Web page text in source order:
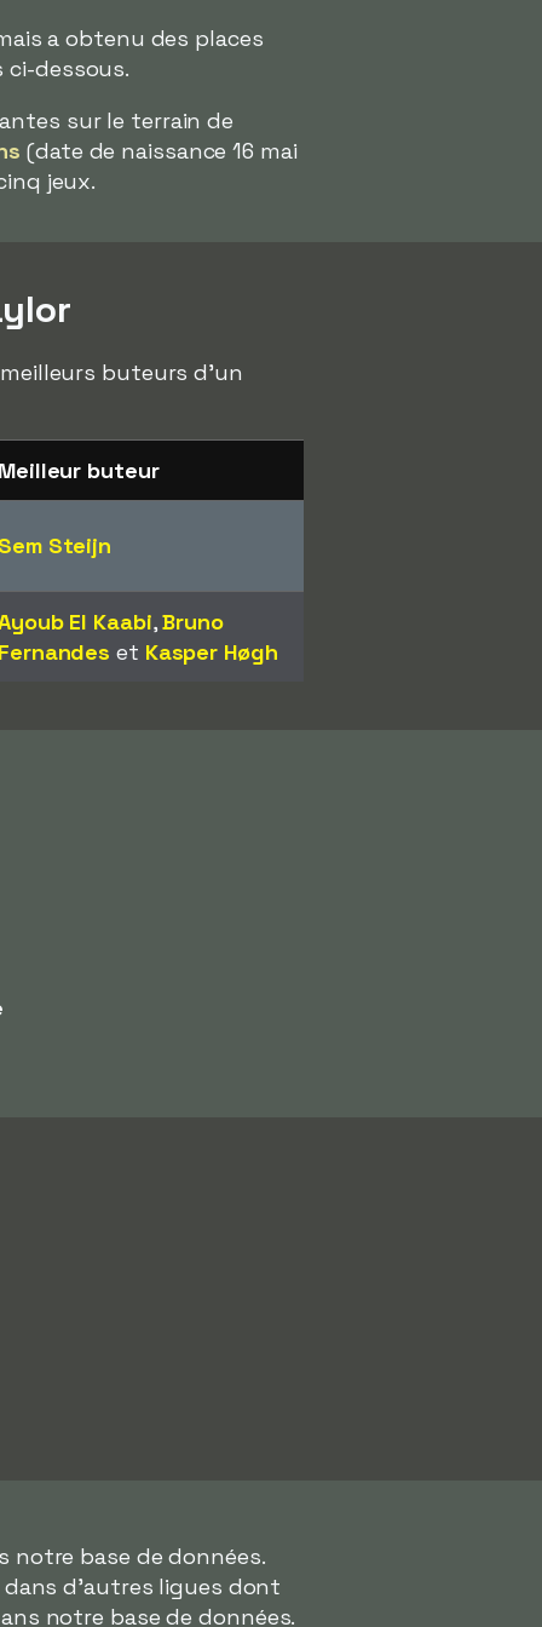
a obtenu des places
ci-dessous.
sur le terrain de
(date de naissance 16 mai
jeux.
buteurs d'un
buteur
Steijn
El Kaabi,Bruno
et Kasper Høgh
base de données.
d'autres ligues dont
notre base de données.